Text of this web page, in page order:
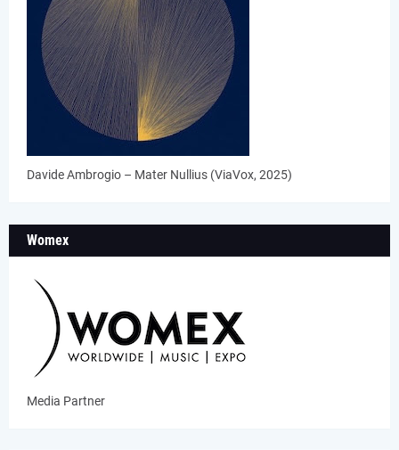
Davide Ambrogio – Mater Nullius (ViaVox, 2025)
Womex
Media Partner